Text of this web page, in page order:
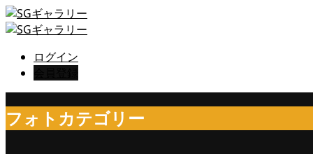
ログイン
フォトカテゴリー